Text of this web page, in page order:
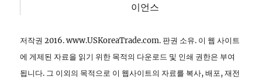
이언스
저작권 2016. www.USKoreaTrade.com. 판권 소유. 이 웹 사이트
에 게제된 자료을 읽기 위한 목적의 다운로드 및 인쇄 권한은 부여
됩니다. 그 이외의 목적으로 이 웹사이트의 자료를 복사, 배포, 재전